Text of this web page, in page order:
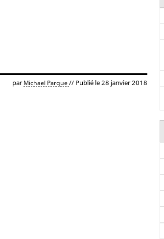
par Michael Parque// Publié le 28 janvier 2018